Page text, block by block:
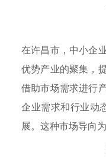
在许昌市，中小企
优势产业的聚集，
借助市场需求进行
企业需求和行业动
展。这种市场导向